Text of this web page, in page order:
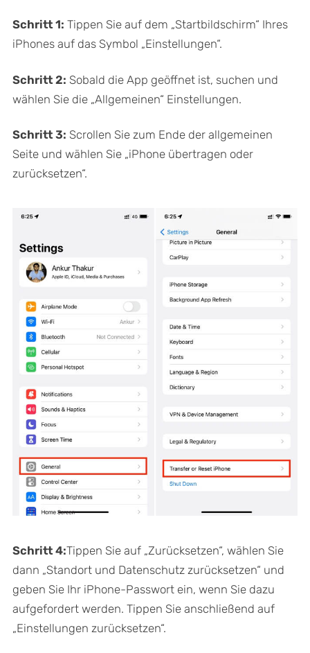
Schritt 1: Tippen Sie auf dem „Startbildschirm“ Ihres
iPhones auf das Symbol „Einstellungen“.
Schritt 2: Sobald die App geöffnet ist, suchen und
wählen Sie die „Allgemeinen“ Einstellungen.
Schritt 3: Scrollen Sie zum Ende der allgemeinen
Seite und wählen Sie „iPhone übertragen oder
zurücksetzen“.
Schritt 4:Tippen Sie auf „Zurücksetzen“, wählen Sie
dann „Standort und Datenschutz zurücksetzen“ und
geben Sie Ihr iPhone-Passwort ein, wenn Sie dazu
aufgefordert werden. Tippen Sie anschließend auf
„Einstellungen zurücksetzen“.